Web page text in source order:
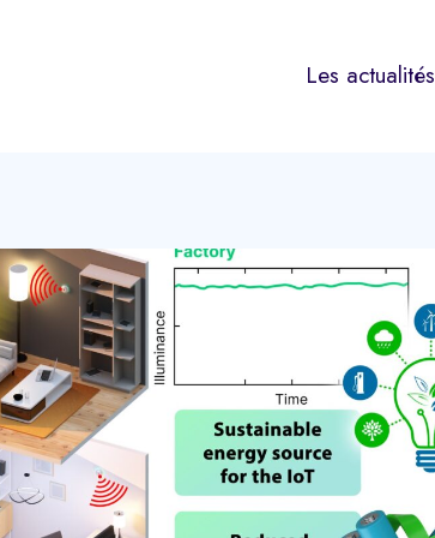
Les actualités